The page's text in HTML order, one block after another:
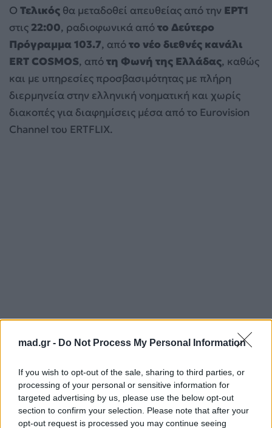
mad.gr - Do Not Process My Personal Information
If you wish to opt-out of the sale, sharing to third parties, or
processing of your personal or sensitive information for
targeted advertising by us, please use the below opt-out
section to confirm your selection. Please note that after your
opt-out request is processed you may continue seeing
Ο Τελικός θα μεταδοθεί απευθείας από την ΕΡΤ1
στις 22:00, ραδιοφωνικά απότο Δεύτερο
Πρόγραμμα 103.7, απότο νέο διεθνές κανάλι
ERT COSMOS, απότη Φωνή της Ελλάδας, καθώς
και με υπηρεσίες προσβασιμότητας με πλήρη
διερμηνεία στην ελληνική νοηματική και χωρίς
διακοπές για διαφημίσεις μέσα από το Eurovision
Channel του ERTFLIX.
Ημιτελικού – Ο Akylas «φεύγει» για την κορυφή
Για σχόλια, μηνύματα ή φωτογραφικό υλικό
σχετικά με τοMad.gr, επισκεφτείτε μας στο
Facebook , επικοινωνήστε μέσωTwitterή
ακολουθήστε μας στοInstagram.